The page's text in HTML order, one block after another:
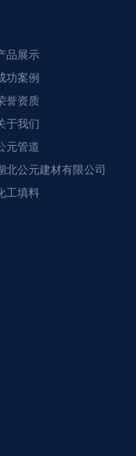
品展示
功案例
誉资质
于我们
元管道
北公元建材有限公司
工填料